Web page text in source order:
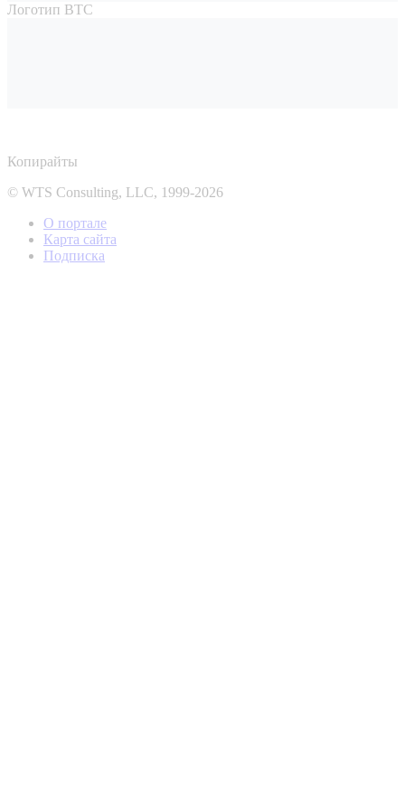
Логотип ВТС
Копирайты
© WTS Consulting, LLC, 1999-2026
О портале
Карта сайта
Подписка